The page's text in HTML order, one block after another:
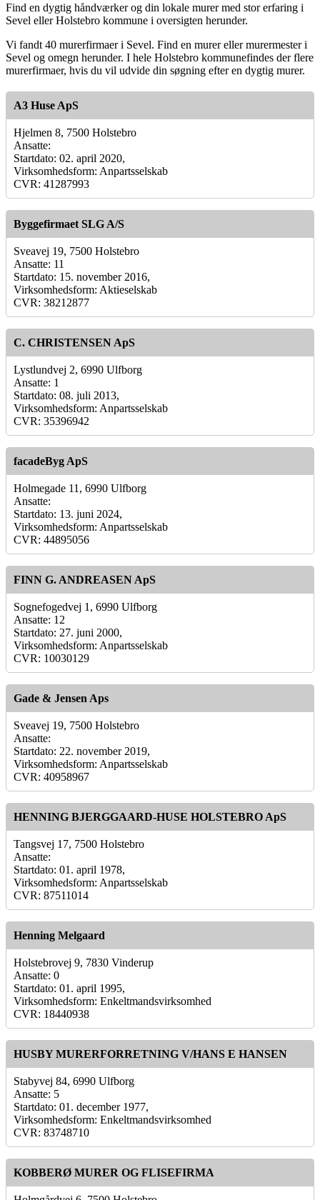
Find en dygtig håndværker og din lokale murer med stor erfaring i
Sevel eller Holstebro kommune i oversigten herunder.
Vi fandt 40 murerfirmaer i Sevel. Find en murer eller murermester i
Sevel og omegn herunder. I hele Holstebro kommunefindes der flere
murerfirmaer, hvis du vil udvide din søgning efter en dygtig murer.
A3 Huse ApS
Hjelmen 8, 7500 Holstebro
Ansatte:
Startdato: 02. april 2020,
Virksomhedsform: Anpartsselskab
CVR: 41287993
Byggefirmaet SLG A/S
Sveavej 19, 7500 Holstebro
Ansatte: 11
Startdato: 15. november 2016,
Virksomhedsform: Aktieselskab
CVR: 38212877
C. CHRISTENSEN ApS
Lystlundvej 2, 6990 Ulfborg
Ansatte: 1
Startdato: 08. juli 2013,
Virksomhedsform: Anpartsselskab
CVR: 35396942
facadeByg ApS
Holmegade 11, 6990 Ulfborg
Ansatte:
Startdato: 13. juni 2024,
Virksomhedsform: Anpartsselskab
CVR: 44895056
FINN G. ANDREASEN ApS
Sognefogedvej 1, 6990 Ulfborg
Ansatte: 12
Startdato: 27. juni 2000,
Virksomhedsform: Anpartsselskab
CVR: 10030129
Gade & Jensen Aps
Sveavej 19, 7500 Holstebro
Ansatte:
Startdato: 22. november 2019,
Virksomhedsform: Anpartsselskab
CVR: 40958967
HENNING BJERGGAARD-HUSE HOLSTEBRO ApS
Tangsvej 17, 7500 Holstebro
Ansatte:
Startdato: 01. april 1978,
Virksomhedsform: Anpartsselskab
CVR: 87511014
Henning Melgaard
Holstebrovej 9, 7830 Vinderup
Ansatte: 0
Startdato: 01. april 1995,
Virksomhedsform: Enkeltmandsvirksomhed
CVR: 18440938
HUSBY MURERFORRETNING V/HANS E HANSEN
Stabyvej 84, 6990 Ulfborg
Ansatte: 5
Startdato: 01. december 1977,
Virksomhedsform: Enkeltmandsvirksomhed
CVR: 83748710
KOBBERØ MURER OG FLISEFIRMA